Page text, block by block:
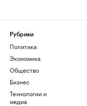
Рубрики
Политика
Экономика
Общество
Бизнес
Технологии и
медиа